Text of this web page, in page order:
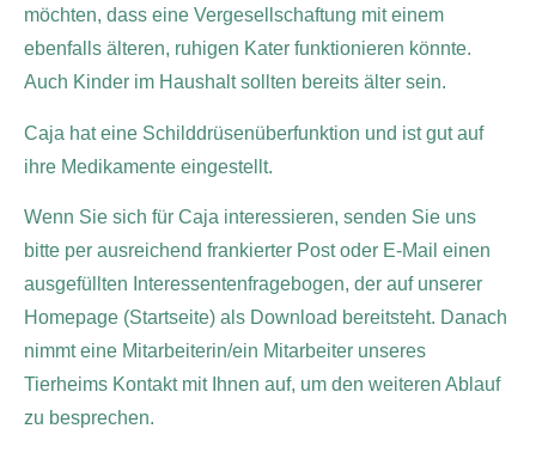
möchten, dass eine Vergesellschaftung mit einem
ebenfalls älteren, ruhigen Kater funktionieren könnte.
Auch Kinder im Haushalt sollten bereits älter sein.
Caja hat eine Schilddrüsenüberfunktion und ist gut auf
ihre Medikamente eingestellt.
Wenn Sie sich für Caja interessieren, senden Sie uns
bitte per ausreichend frankierter Post oder E-Mail einen
ausgefüllten Interessentenfragebogen, der auf unserer
Homepage (Startseite) als Download bereitsteht. Danach
nimmt eine Mitarbeiterin/ein Mitarbeiter unseres
Tierheims Kontakt mit Ihnen auf, um den weiteren Ablauf
zu besprechen.